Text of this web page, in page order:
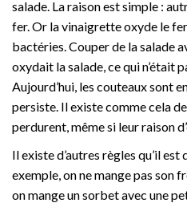
salade. La raison est simple :
fer. Or la vinaigrette oxyde le
bactéries. Couper de la salade
oxydait la salade, ce qui n’était
Aujourd’hui, les couteaux sont
persiste. Il existe comme cela
perdurent, même si leur raison
Il existe d’autres règles qu’il
exemple, on ne mange pas son
on mange un sorbet avec une